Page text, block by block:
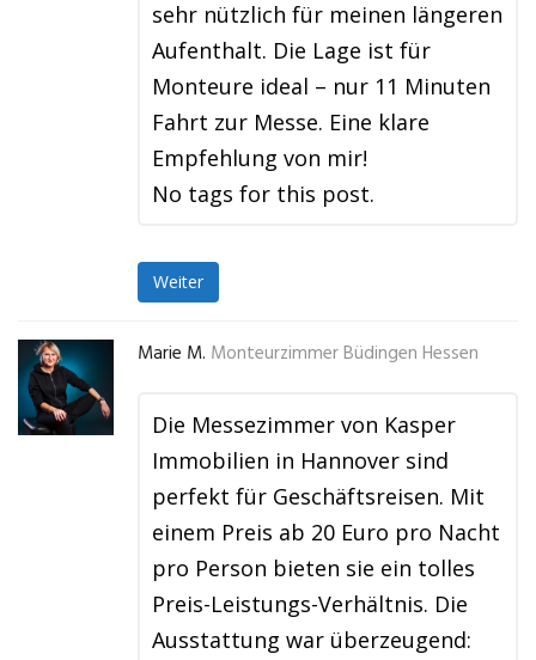
sehr nützlich für meinen längeren
Aufenthalt. Die Lage ist für
Monteure ideal – nur 11 Minuten
Fahrt zur Messe. Eine klare
Empfehlung von mir!
No tags for this post.
Weiter
Marie M. Monteurzimmer Büdingen Hessen
Die Messezimmer von Kasper
Immobilien in Hannover sind
perfekt für Geschäftsreisen. Mit
einem Preis ab 20 Euro pro Nacht
pro Person bieten sie ein tolles
Preis-Leistungs-Verhältnis. Die
Ausstattung war überzeugend: